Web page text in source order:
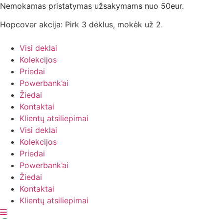
Eiti
turinio
Nemokamas pristatymas užsakymams nuo 50eur.
Hopcover akcija: Pirk 3 dėklus, mokėk už 2.
Visi deklai
Kolekcijos
Priedai
Powerbank’ai
Žiedai
Kontaktai
Klientų atsiliepimai
Visi deklai
Kolekcijos
Priedai
Powerbank’ai
Žiedai
Kontaktai
Klientų atsiliepimai